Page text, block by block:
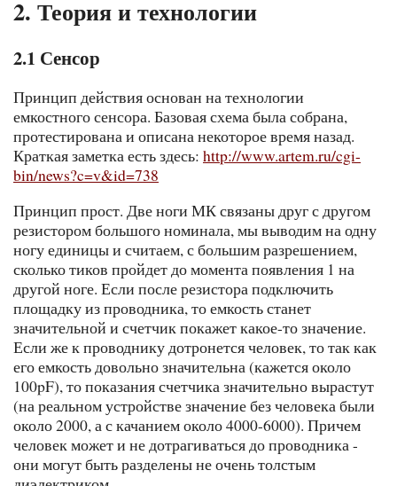
2. Теория и технологии
2.1 Сенсор
Принцип действия основан на технологии
емкостного сенсора. Базовая схема была собрана,
протестирована и описана некоторое время назад.
Краткая заметка есть здесь: http://www.artem.ru/cgi-
bin/news?c=v&id=738
Принцип прост. Две ноги МК связаны друг с другом
резистором большого номинала, мы выводим на одну
ногу единицы и считаем, с большим разрешением,
сколько тиков пройдет до момента появления 1 на
другой ноге. Если после резистора подключить
площадку из проводника, то емкость станет
значительной и счетчик покажет какое-то значение.
Если же к проводнику дотронется человек, то так как
его емкость довольно значительна (кажется около
100pF), то показания счетчика значительно вырастут
(на реальном устройстве значение без человека были
около 2000, а с качанием около 4000-6000). Причем
человек может и не дотрагиваться до проводника -
они могут быть разделены не очень толстым